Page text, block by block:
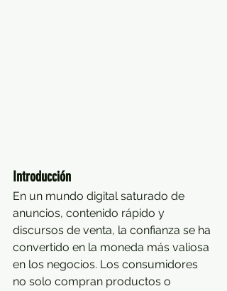
Introducción
En un mundo digital saturado de
anuncios, contenido rápido y
discursos de venta, la confianza se ha
convertido en la moneda más valiosa
en los negocios. Los consumidores
no solo compran productos o